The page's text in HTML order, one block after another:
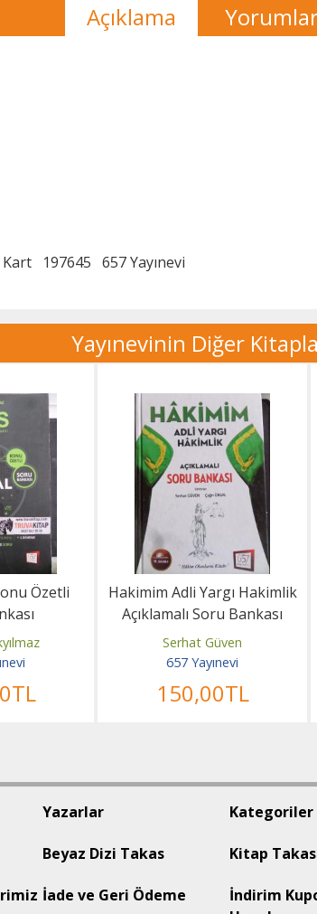
Açıklama
Kart 197645 657 Yayınevi
Yayınevinin Diğer
Özetli
TL
Hakimim Adli Yargı Hakimlik
Açıklamalı Soru Bankası
Serhat Güven
657 Yayınevi
150,00TL
Yazarlar Kategoriler
Beyaz Dizi Takas Kitap
İade ve Geri Ödeme
İndirim